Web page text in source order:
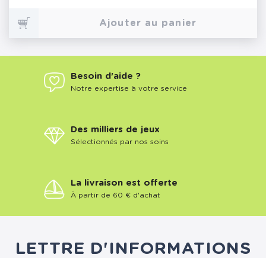
Ajouter au panier
Besoin d'aide ?
Notre expertise à votre service
Des milliers de jeux
Sélectionnés par nos soins
La livraison est offerte
À partir de 60 € d'achat
LETTRE D'INFORMATIONS